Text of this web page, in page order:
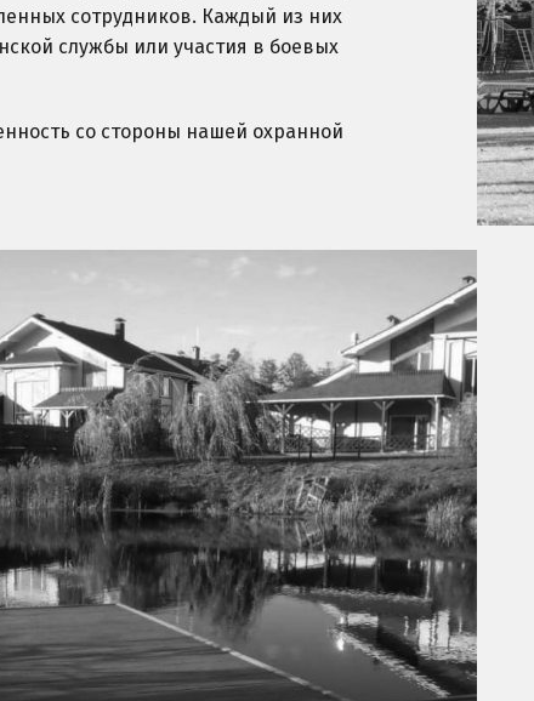
сотрудников. Каждый из них
службы или участия в боевых
со стороны нашей охранной